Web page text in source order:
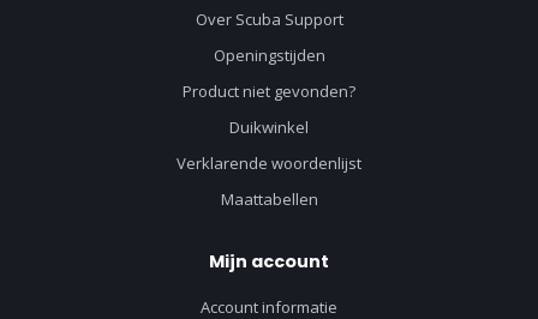
Over Scuba Support
Openingstijden
Product niet gevonden?
Duikwinkel
Verklarende woordenlijst
Maattabellen
Mijn account
Account informatie